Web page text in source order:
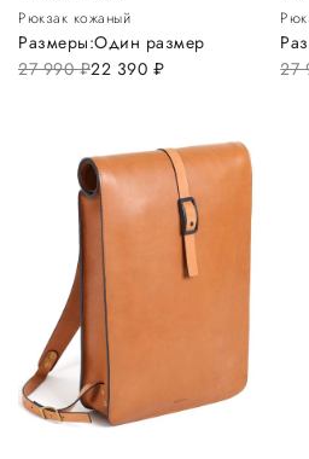
Рюкзак кожаный
27 990руб.22 390 руб.
Размеры:Один размер
27